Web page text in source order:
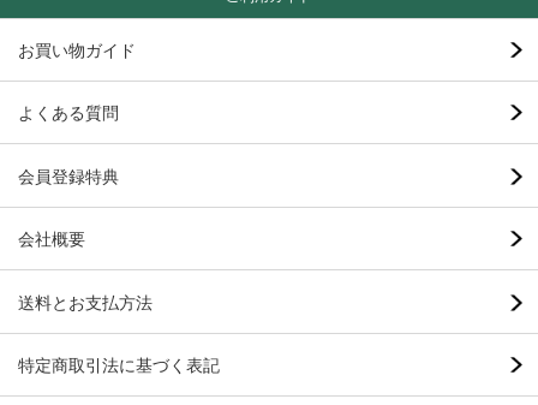
お買い物ガイド
よくある質問
会員登録特典
会社概要
送料とお支払方法
特定商取引法に基づく表記